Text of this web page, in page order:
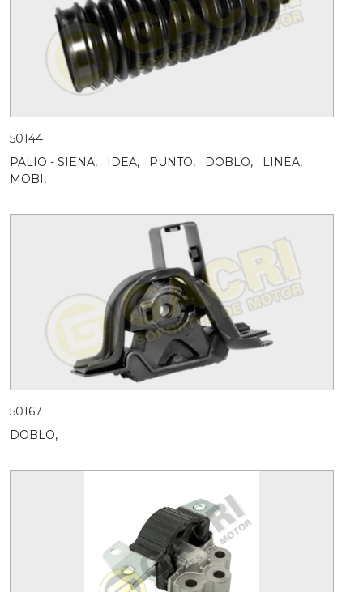
50144
PALIO - SIENA,
IDEA, PUNTO, DOBLO,
LINEA,
MOBI,
50167
DOBLO,